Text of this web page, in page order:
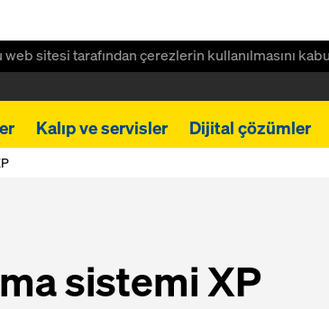
sitesi tarafından çerezlerin kullanılmasını
Kalıp ve servisler Dijital çözümler
sistemi XP